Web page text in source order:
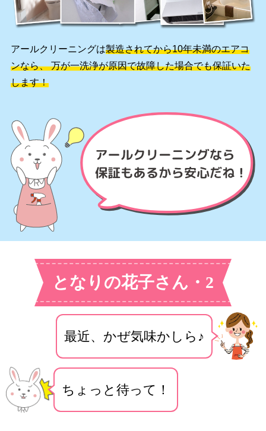
アールクリーニングは製造されてから10年未満のエアコ
ンなら、万が一洗浄が原因で故障した場合でも保証いた
します！
となりの花子さん・2
最近、かぜ気味かしら♪
ちょっと待って！